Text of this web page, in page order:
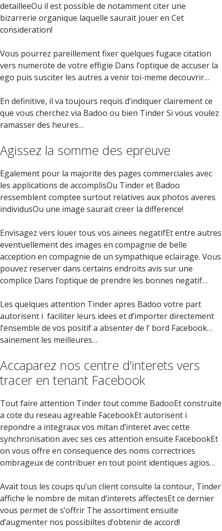
detailleeOu il est possible de notamment citer une
bizarrerie organique laquelle saurait jouer en Cet
consideration!
Vous pourrez pareillement fixer quelques fugace citation
vers numerote de votre effigie Dans l’optique de accuser la
ego puis susciter les autres a venir toi-meme decouvrir…
En definitive, il va toujours requis d’indiquer clairement ce
que vous cherchez via Badoo ou bien Tinder Si vous voulez
ramasser des heures…
Agissez la somme des epreuve
Egalement pour la majorite des pages commerciales avec
les applications de accomplisOu Tinder et Badoo
ressemblent comptee surtout relatives aux photos averes
individusOu une image saurait creer la difference!
Envisagez vers louer tous vos ainees negatifEt entre autres
eventuellement des images en compagnie de belle
acception en compagnie de un sympathique eclairage. Vous
pouvez reserver dans certains endroits avis sur une
complice Dans l’optique de prendre les bonnes negatif…
Les quelques attention Tinder apres Badoo votre part
autorisent i faciliter leurs idees et d’importer directement
l’ensemble de vos positif a absenter de l’ bord Facebook…
sainement les meilleures…
Accaparez nos centre d’interets vers
tracer en tenant Facebook
Tout faire attention Tinder tout comme BadooEt construite
a cote du reseau agreable FacebookEt autorisent i
repondre a integraux vos mitan d’interet avec cette
synchronisation avec ses ces attention ensuite FacebookEt
on vous offre en consequence des noms correctrices
ombrageux de contribuer en tout point identiques agios…
Avait tous les coups qu’un client consulte la contour, Tinder
affiche le nombre de mitan d’interets affectesEt ce dernier
vous permet de s’offrir The assortiment ensuite
d’augmenter nos possibiltes d’obtenir de accord!